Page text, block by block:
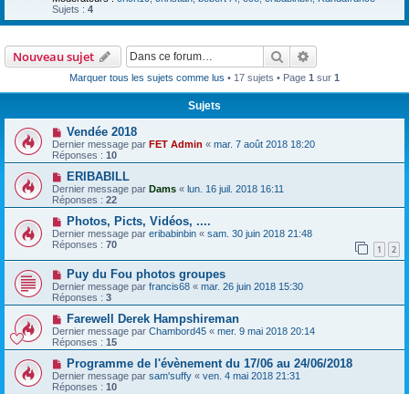
Sujets : 4
Nouveau sujet Rechercher
Marquer tous les sujets comme lus • 17 sujets • Page 1 sur 1
Sujets
Vendée 2018
Dernier message par FET Admin « mar. 7 août 2018 18:20
Réponses : 10
ERIBABILL
Dernier message par Dams « lun. 16 juil. 2018 16:11
Réponses : 22
Photos, Picts, Vidéos, ....
Dernier message par eribabinbin « sam. 30 juin 2018 21:48
Réponses : 70 1 2
Puy du Fou photos groupes
Dernier message par francis68 « mar. 26 juin 2018 15:30
Réponses : 3
Farewell Derek Hampshireman
Dernier message par Chambord45 « mer. 9 mai 2018 20:14
Réponses : 15
Programme de l'évènement du 17/06 au 24/06/2018
Dernier message par sam'suffy « ven. 4 mai 2018 21:31
Réponses : 10